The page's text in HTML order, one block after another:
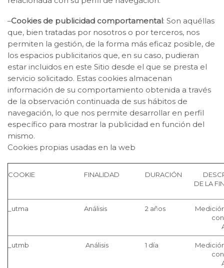
–Cookies de publicidad comportamental: Son aquéllas
que, bien tratadas por nosotros o por terceros, nos
permiten la gestión, de la forma más eficaz posible, de
los espacios publicitarios que, en su caso, pudieran
estar incluidos en este Sitio desde el que se presta el
servicio solicitado. Estas cookies almacenan
información de su comportamiento obtenida a través
de la observación continuada de sus hábitos de
navegación, lo que nos permite desarrollar en perfil
específico para mostrar la publicidad en función del
mismo.
Cookies propias usadas en la web
COOKIE FINALIDAD DURACIÓN
DE LA
_utma Análisis 2 años
_utmb Análisis 1 día